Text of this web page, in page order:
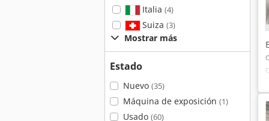
Italia (4)
Suiza (3)
Mostrar más
Estado
Nuevo (35)
Máquina de exposición (1)
Usado (60)